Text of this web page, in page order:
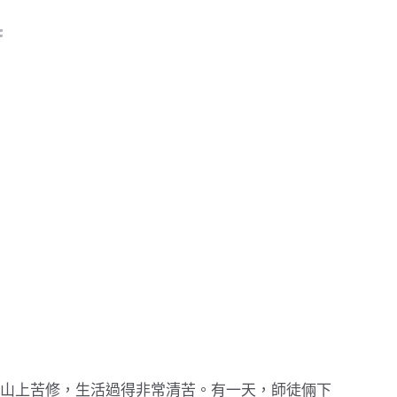
上苦修，生活過得非常清苦。有一天，師徒倆下